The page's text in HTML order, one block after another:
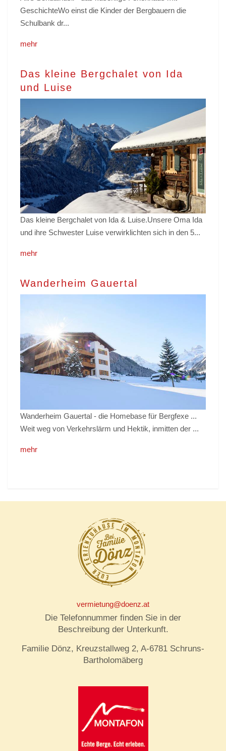
GeschichteWo einst die Kinder der Bergbauern die
Schulbank dr...
mehr
Das kleine Bergchalet von Ida
und Luise
Das kleine Bergchalet von Ida & Luise.Unsere Oma Ida
und ihre Schwester Luise verwirklichten sich in den 5...
mehr
Wanderheim Gauertal
Wanderheim Gauertal - die Homebase für Bergfexe ...
Weit weg von Verkehrslärm und Hektik, inmitten der ...
mehr
vermietung@doenz.at
Die Telefonnummer finden Sie in der
Beschreibung der Unterkunft.
Familie Dönz, Kreuzstallweg 2, A-6781 Schruns-
Bartholomäberg